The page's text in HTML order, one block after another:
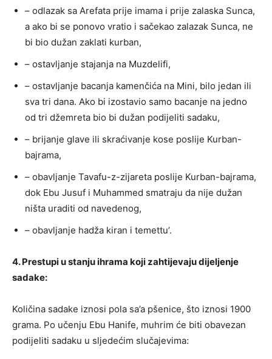
– odlazak sa Arefata prije imama i prije zalaska Sunca,
a ako bi se ponovo vratio i sačekao zalazak Sunca, ne
bi bio dužan zaklati kurban,
– ostavljanje stajanja na Muzdelifi,
– ostavljanje bacanja kamenčića na Mini, bilo jedan ili
sva tri dana. Ako bi izostavio samo bacanje na jedno
od tri džemreta bio bi dužan podijeliti sadaku,
– brijanje glave ili skraćivanje kose poslije Kurban-
bajrama,
– obavljanje Tavafu-z-zijareta poslije Kurban-bajrama,
dok Ebu Jusuf i Muhammed smatraju da nije dužan
ništa uraditi od navedenog,
– obavljanje hadža kiran i temettu’.
4. Prestupi u stanju ihrama koji zahtijevaju dijeljenje
sadake:
Količina sadake iznosi pola sa’a pšenice, što iznosi 1900
grama. Po učenju Ebu Hanife, muhrim će biti obavezan
podijeliti sadaku u sljedećim slučajevima: